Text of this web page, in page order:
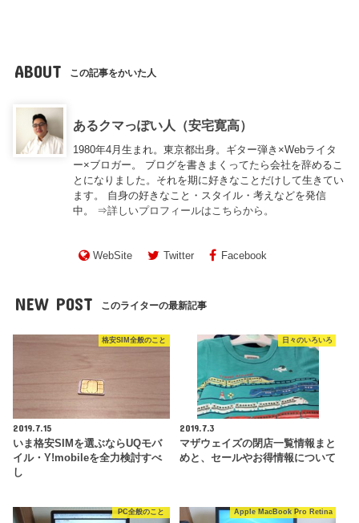
ABOUT この記事をかいた人
あるクマっぽい人（安宅寛高）
1980年4月生まれ。東京都出身。ギター弾き×Webライタ
ー×ブロガー。 ブログを書きまくってたら会社を辞めるこ
とになりました。それを期に好きなことだけして生きてい
ます。 自身の好きなこと・スタイル・考えなどを発信
中。 ⇒詳しいプロフィールはこちらから。
WebSite Twitter Facebook
NEW POST このライターの最新記事
格安SIM全般のこと
2019.7.15
いま格安SIMを選ぶならUQモバ
イル・Y!mobileを全力検討すべ
し
日々のいろいろ
2019.7.3
マザウェイズの閉店一覧情報まと
めと、セールやお得情報について
PC全般のこと Apple MacBook Pro Retina